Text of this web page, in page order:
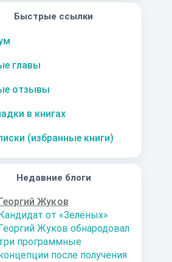
Быстрые ссылки
главы
отзывы
в книгах
(избранные книги)
Недавние блоги
Жуков
от «Зелёных»
Жуков обнародовал
программные
после получения